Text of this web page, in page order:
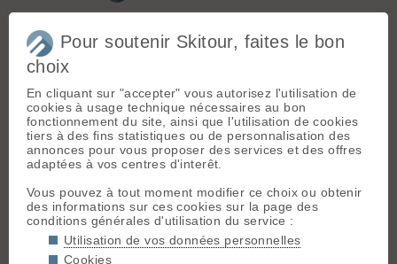
Nouveau sujet|Voir tous les sujets
67 résultats
Sac à dos rando hivernale(Benji le 29.04.2009 à 19:25)
Hello, slt. je voudrai faire une rando cet été et me prépare
activement pour cela. pb: je découvre un peu ce sport mais
aussi je ne sais pas trop quoi choisir comme matos. j'ai
consulté quelques sites et pris des infos à droite à gauche
ma...
magasin montagne grenoble(Benji le 13.04.2009 à 18:14)
Hello, Bonjour, J'aimerais savoir quels sont les meilleurs
magasins pour acheter du matériel de ski de randonnée ( neuf
Pour soutenir Skitour, faites le bon
choix
En cliquant sur "accepter" vous autorisez l'utilisation de
cookies à usage technique nécessaires au bon
fonctionnement du site, ainsi que l'utilisation de cookies
tiers à des fins statistiques ou de personnalisation des
annonces pour vous proposer des services et des offres
adaptées à vos centres d'interêt.
Vous pouvez à tout moment modifier ce choix ou obtenir
des informations sur ces cookies sur la page des
conditions générales d'utilisation du service :
Utilisation de vos données personnelles
Cookies